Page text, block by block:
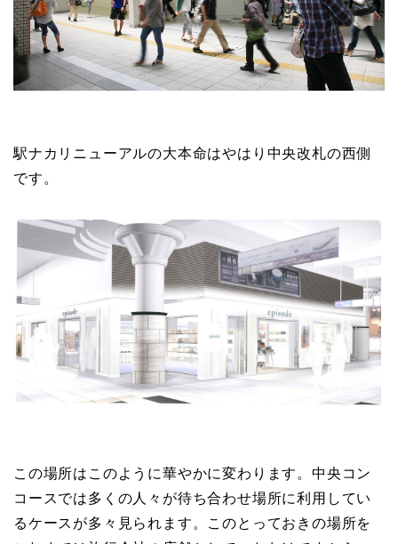
駅ナカリニューアルの大本命はやはり中央改札の西側
です。
この場所はこのように華やかに変わります。中央コン
コースでは多くの人々が待ち合わせ場所に利用してい
るケースが多々見られます。このとっておきの場所を